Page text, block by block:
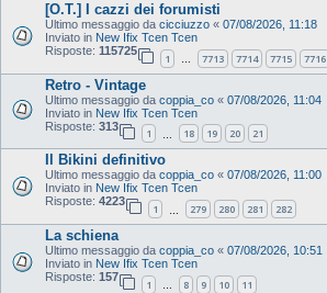
[O.T.] I cazzi dei forumisti
Ultimo messaggio da cicciuzzo « 07/08/2026, 11:18
Inviato in New Ifix Tcen Tcen
Risposte: 115725
1 … 7713 7714 7715 7716
Retro - Vintage
Ultimo messaggio da coppia_co « 07/08/2026, 11:04
Inviato in New Ifix Tcen Tcen
Risposte: 313
1 18 19 20 21
Il Bikini definitivo
Ultimo messaggio da coppia_co « 07/08/2026, 11:00
Inviato in New Ifix Tcen Tcen
Risposte: 4223
1 279 280 281 282
La schiena
Ultimo messaggio da coppia_co « 07/08/2026, 10:51
Inviato in New Ifix Tcen Tcen
Risposte: 157
1 … 8 9 10 11